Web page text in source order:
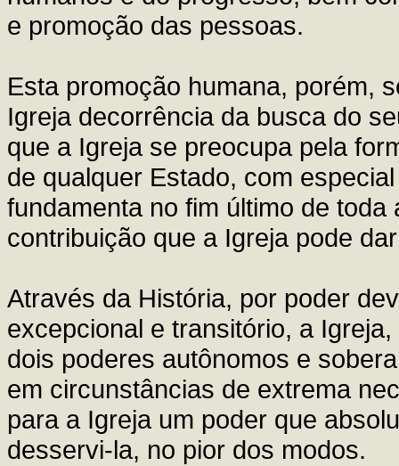
e promoção das pessoas.
Esta promoção humana, porém,
Igreja decorrência da busca do
que a Igreja se preocupa pela
de qualquer Estado, com
fundamenta no fim último de
contribuição que a Igreja pode
Através da História, por poder
excepcional e transitório, a
dois poderes autônomos e
em circunstâncias de extrema
para a Igreja um poder que
desservi-la, no pior dos modos.